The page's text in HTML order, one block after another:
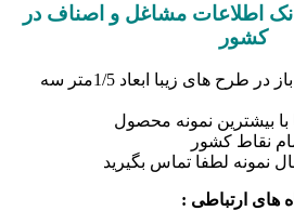
اطلاعات مشاغل و اصناف در
کشور
فروش نیمکت های فضای باز در طرح های زیبا ابعاد 1/5متر سه
بیشترین نمونه محصول
نقاط کشور
نمونه لطفا تماس بگیرید
های ارتباطی :